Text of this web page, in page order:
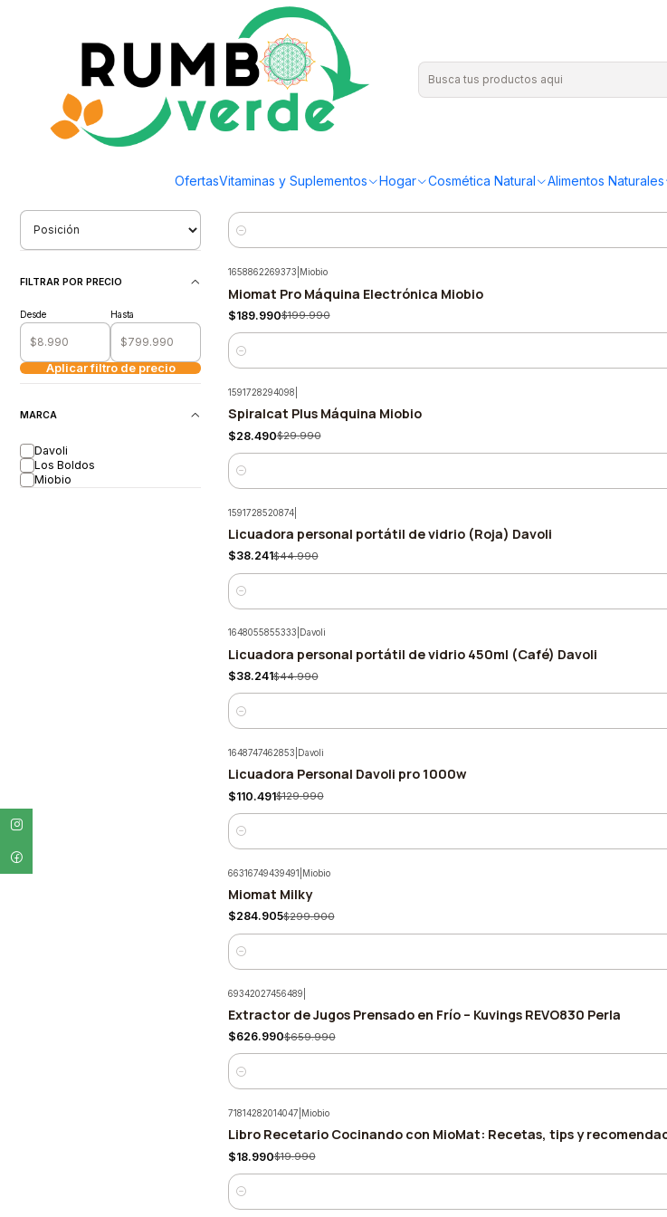
OfertasVitaminas y Suplementos Hogar Cosmética Natural Alimentos Naturales
Envío gratis por compras sobre los 59.990 en la provincia de Santiago
Hogar Electrodomesticos
Electrodomesticos
Filtrar Productos
FILTRAR POR PRECIO
Desde Hasta
Aplicar filtro de precio
MARCA
Davoli
Los Boldos
Miobio
-5%
Miomat Clasica Unidad Electrónica Miobio
Cantidad
-5%
1658862269373 Miobio
Miomat Pro Máquina Electrónica Miobio
$189.990$199.990
Cantidad
-5%
1591728294098
Spiralcat Plus Máquina Miobio
$28.490$29.990
Cantidad
-15%
1591728520874|
Licuadora personal portátil de vidrio (Roja) Davoli
$38.241$44.990
Cantidad
-15%
1648055855333 Davoli
Licuadora personal portátil de vidrio 450ml (Café) Davoli
$38.241$44.990
Cantidad
-15%
1648747462853 Davoli
Licuadora Personal Davoli pro 1000w
$110.491$129.990
Cantidad
-5%
66316749439491 Miobio
Miomat Milky
$284.905$299.900
Cantidad
-5%
69342027456489
Extractor de Jugos Prensado en Frío – Kuvings REVO830 Perla
$626.990$659.990
Cantidad
-5%
71814282014047 Miobio
Libro Recetario Cocinando con MioMat: Recetas, tips y
$18.990$19.990
Cantidad